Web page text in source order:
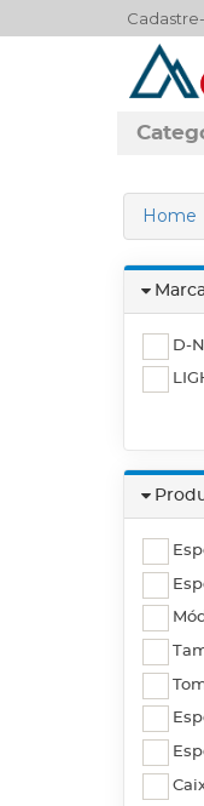
Home
D-